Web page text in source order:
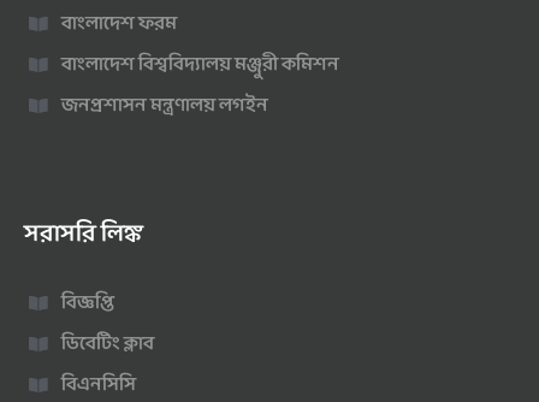
বাংলাদেশ ফরম
বাংলাদেশ বিশ্ববিদ্যালয় মঞ্জুরী কমিশন
জনপ্রশাসন মন্ত্রণালয় লগইন
সরাসরি লিঙ্ক
বিজ্ঞপ্তি
ডিবেটিং ক্লাব
বিএনসিসি